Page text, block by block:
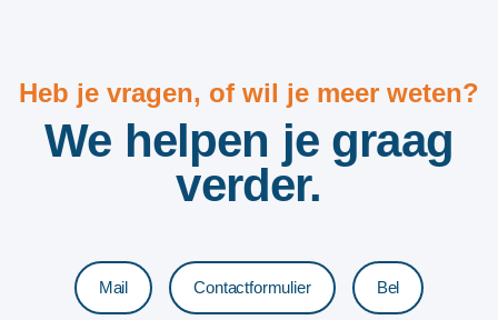
Heb je vragen, of wil je meer weten?
We helpen je graag
verder.
Mail Contactformulier Bel